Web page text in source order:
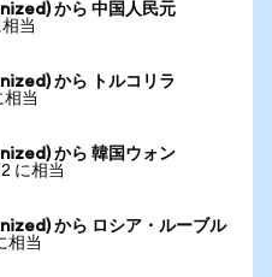
から 中国人民元
当
から トルコリラ
当
から 韓国ウォン
に相当
から ロシア・ルーブル
相当